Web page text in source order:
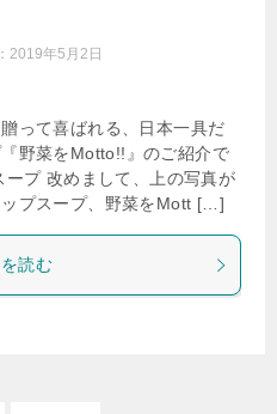
2019年5月2日
って喜ばれる、日本一具だ
野菜をMotto!!』のご紹介で
プ 改めまして、上の写真が
プスープ、野菜をMott […]
読む